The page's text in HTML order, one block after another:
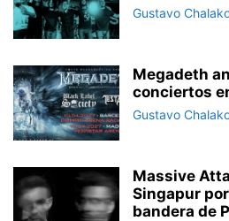
Gustavo
Megadeth
conciertos
Gustavo
Massive
Singapur
bandera de